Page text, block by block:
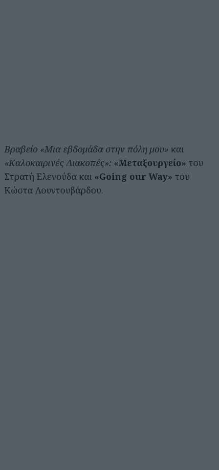
Βραβείο «Μια εβδομάδα στην πόλη μου» και
«Καλοκαιρινές Διακοπές»: «Μεταξουργείο» του
Στρατή Ελενούδα και «Going our Way» του
Κώστα Λουντουβάρδου.